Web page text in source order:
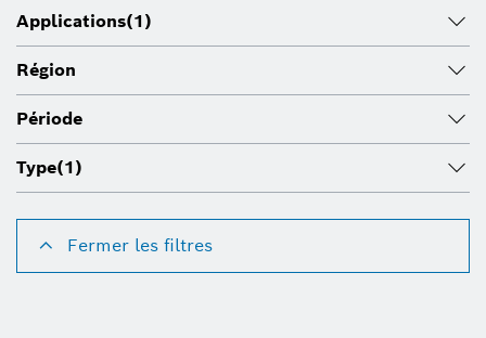
Applications(1)
Région
Période
Type(1)
Fermer les filtres